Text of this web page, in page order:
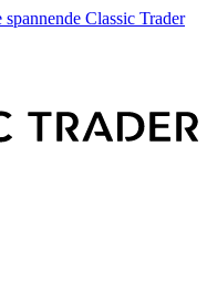
Classic Trader